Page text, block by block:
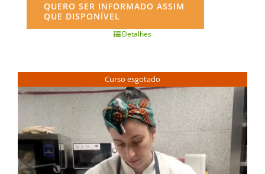
QUERO SER INFORMADO ASSIM
QUE DISPONÍVEL
Detalhes
Curso esgotado